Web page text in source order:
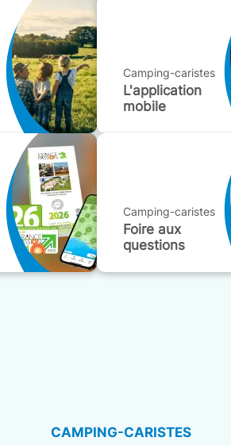
Camping-caristes
L'application
mobile
Camping-caristes
Foire aux
questions
CAMPING-CARISTES